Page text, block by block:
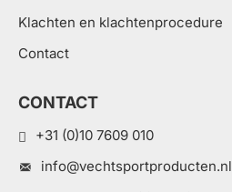
Klachten en klachtenprocedure
Contact
CONTACT
+31 (0)10 7609 010
info@vechtsportproducten.nl